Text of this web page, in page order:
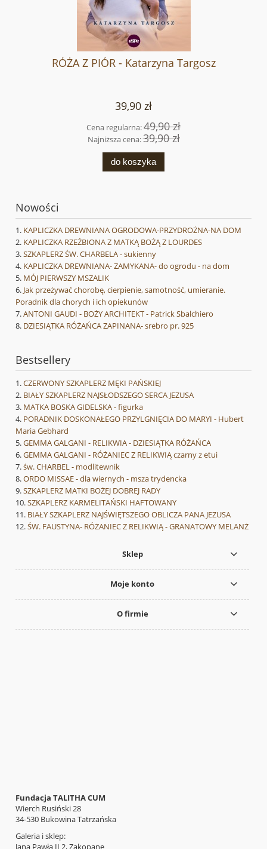
RÓŻA Z PIÓR - Katarzyna Targosz
39,90 zł
Cena regularna:49,90 zł
Najniższa cena:39,90 zł
do koszyka
Nowości
KAPLICZKA DREWNIANA OGRODOWA-PRZYDROŻNA-NA DOM
KAPLICZKA RZEŹBIONA Z MATKĄ BOŻĄ Z LOURDES
SZKAPLERZ ŚW. CHARBELA - sukienny
KAPLICZKA DREWNIANA- ZAMYKANA- do ogrodu - na dom
MÓJ PIERWSZY MSZALIK
Jak przeżywać chorobę, cierpienie, samotność, umieranie.
Poradnik dla chorych i ich opiekunów
ANTONI GAUDI - BOŻY ARCHITEKT - Patrick Sbalchiero
DZIESIĄTKA RÓŻAŃCA ZAPINANA- srebro pr. 925
Bestsellery
CZERWONY SZKAPLERZ MĘKI PAŃSKIEJ
BIAŁY SZKAPLERZ NAJSŁODSZEGO SERCA JEZUSA
MATKA BOSKA GIDELSKA - figurka
PORADNIK DOSKONAŁEGO PRZYLGNIĘCIA DO MARYI - Hubert
Maria Gebhard
GEMMA GALGANI - RELIKWIA - DZIESIĄTKA RÓŻAŃCA
GEMMA GALGANI - RÓŻANIEC Z RELIKWIĄ czarny z etui
św. CHARBEL - modlitewnik
ORDO MISSAE - dla wiernych - msza trydencka
SZKAPLERZ MATKI BOŻEJ DOBREJ RADY
SZKAPLERZ KARMELITAŃSKI HAFTOWANY
BIAŁY SZKAPLERZ NAJŚWIĘTSZEGO OBLICZA PANA JEZUSA
ŚW. FAUSTYNA- RÓŻANIEC Z RELIKWIĄ - GRANATOWY MELANŻ
Sklep
Moje konto
O firmie
Fundacja TALITHA CUM
Wierch Rusiński 28
34-530 Bukowina Tatrzańska
Galeria i sklep:
Jana Pawła II 2, Zakopane